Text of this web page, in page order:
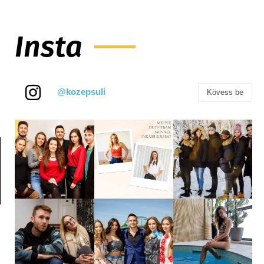
Insta
@kozepsuli Kövess be